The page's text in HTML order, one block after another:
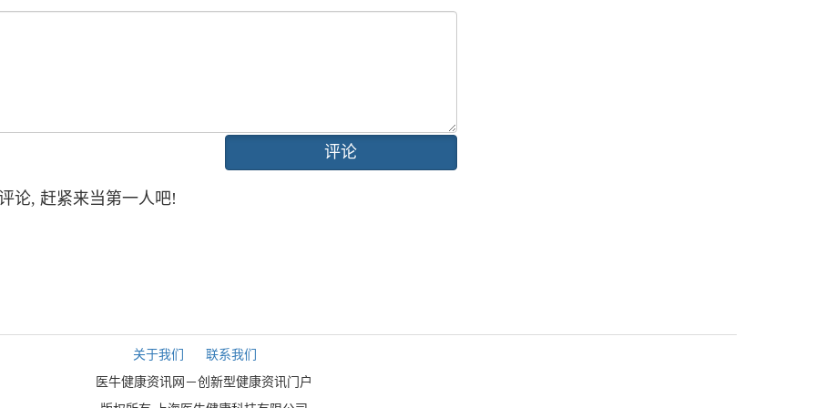
评论
论, 赶紧来当第一人吧!
关于我们
联系我们
医牛健康资讯网－创新型健康资讯门户